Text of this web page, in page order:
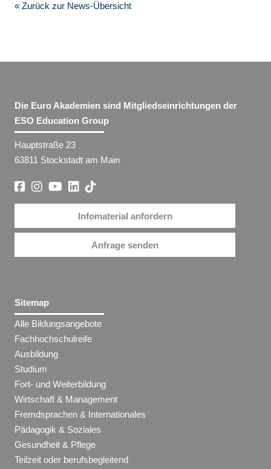
« Zurück zur News-Übersicht
Die Euro Akademien sind Mitgliedseinrichtungen der
ESO Education Group
Hauptstraße 23
63811 Stockstadt am Main
Infomaterial anfordern
Anfrage senden
Sitemap
Alle Bildungsangebote
Fachhochschulreife
Ausbildung
Studium
Fort- und Weiterbildung
Wirtschaft & Management
Fremdsprachen & Internationales
Pädagogik & Soziales
Gesundheit & Pflege
Teilzeit oder berufsbegleitend